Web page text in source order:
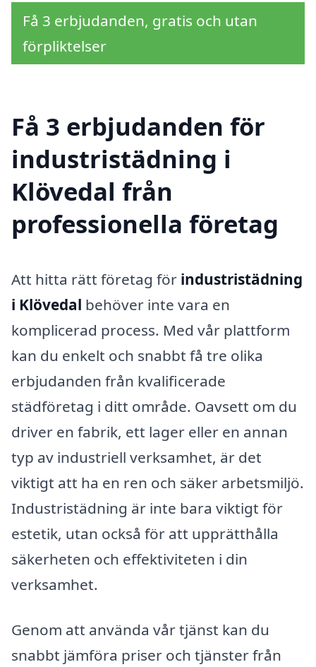
Få 3 erbjudanden, gratis och utan
förpliktelser
Få 3 erbjudanden för
industristädning i
Klövedal från
professionella företag
Att hitta rätt företag för industristädning
i Klövedal behöver inte vara en
komplicerad process. Med vår plattform
kan du enkelt och snabbt få tre olika
erbjudanden från kvalificerade
städföretag i ditt område. Oavsett om du
driver en fabrik, ett lager eller en annan
typ av industriell verksamhet, är det
viktigt att ha en ren och säker arbetsmiljö.
Industristädning är inte bara viktigt för
estetik, utan också för att upprätthålla
säkerheten och effektiviteten i din
verksamhet.
Genom att använda vår tjänst kan du
snabbt jämföra priser och tjänster från